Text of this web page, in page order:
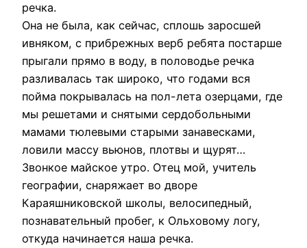
речка.
Она не была, как сейчас, сплошь заросшей
ивняком, с прибрежных верб ребята постарше
прыгали прямо в воду, в половодье речка
разливалась так широко, что годами вся
пойма покрывалась на пол-лета озерцами, где
мы решетами и снятыми сердобольными
мамами тюлевыми старыми занавесками,
ловили массу вьюнов, плотвы и щурят…
Звонкое майское утро. Отец мой, учитель
географии, снаряжает во дворе
Караяшниковской школы, велосипедный,
познавательный пробег, к Ольховому логу,
откуда начинается наша речка.